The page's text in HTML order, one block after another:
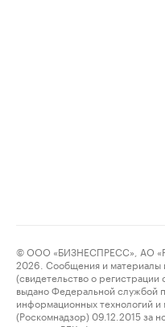
© ООО «БИЗНЕСПРЕСС», АО
2026. Сообщения и материалы
(свидетельство о
выдано Федеральной службой
информационных технологий
(Роскомнадзор) 09.12.2015